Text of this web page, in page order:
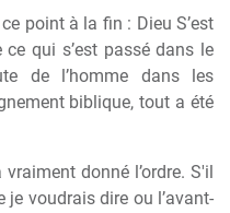
point à la fin : Dieu S’est
qui s’est passé dans le
de l’homme dans les
biblique, tout a été
donné l’ordre. S'il
voudrais dire ou l’avant-